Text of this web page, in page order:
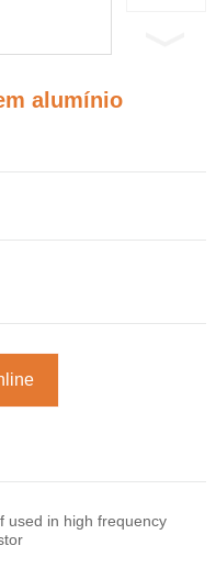
alumínio
used in high frequency